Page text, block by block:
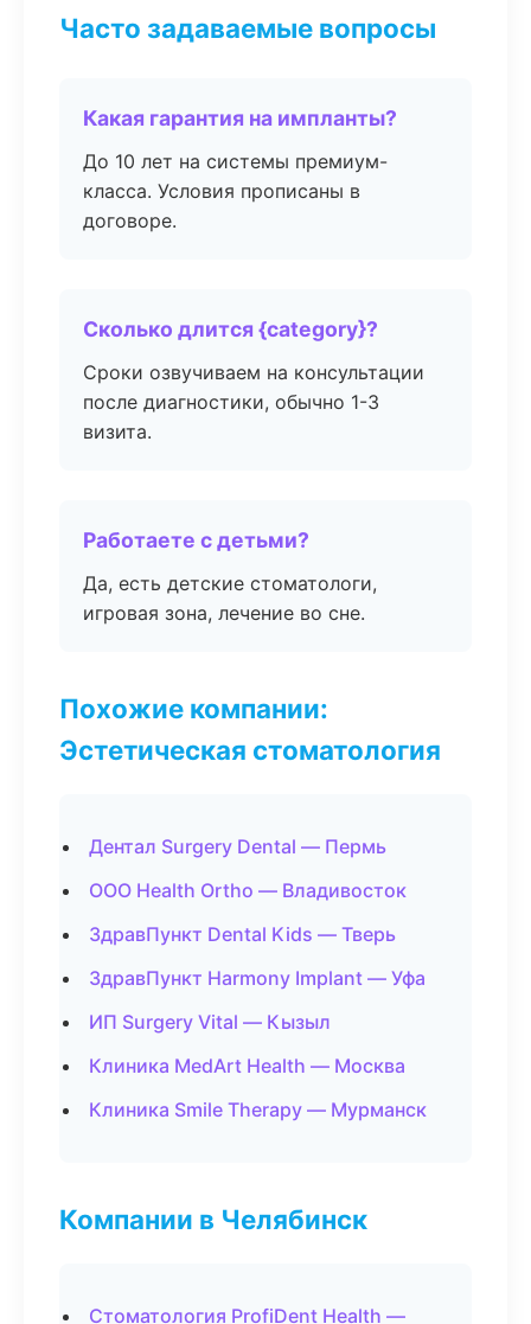
Часто задаваемые вопросы
Какая гарантия на импланты?
До 10 лет на системы премиум-
класса. Условия прописаны в
договоре.
Сколько длится {category}?
Сроки озвучиваем на консультации
после диагностики, обычно 1-3
визита.
Работаете с детьми?
Да, есть детские стоматологи,
игровая зона, лечение во сне.
Похожие компании:
Эстетическая стоматология
Дентал Surgery Dental — Пермь
ООО Health Ortho — Владивосток
ЗдравПункт Dental Kids — Тверь
ЗдравПункт Harmony Implant — Уфа
ИП Surgery Vital — Кызыл
Клиника MedArt Health — Москва
Клиника Smile Therapy — Мурманск
Компании в Челябинск
Стоматология ProfiDent Health —